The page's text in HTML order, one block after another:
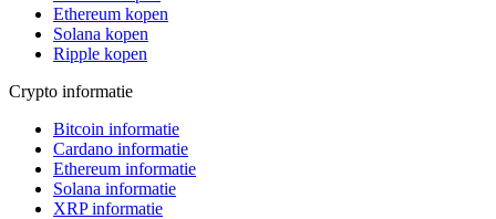
Ethereum kopen
Solana kopen
Ripple kopen
Crypto informatie
Bitcoin informatie
Cardano informatie
Ethereum informatie
Solana informatie
XRP informatie